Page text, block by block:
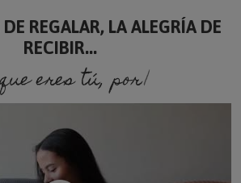
REGALAR, LA ALEGRÍA DE
RECIBIR...
eres tú, porque soy